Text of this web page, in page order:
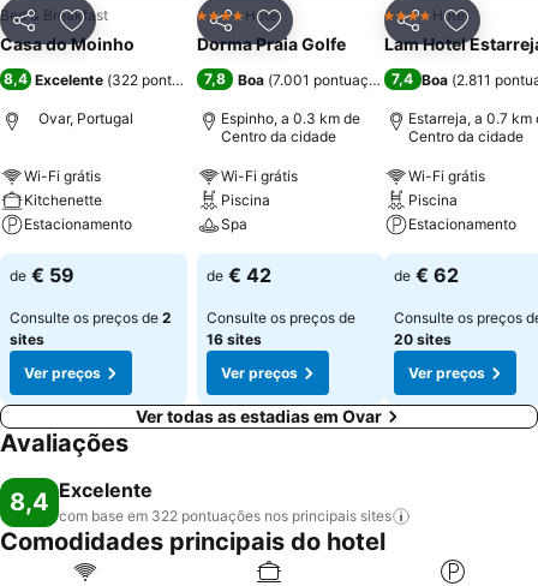
PartilharAdicionar aos favoritos
Bed & Breakfast
Casa do Moinho
8,4 Excelente (322 pontuações)
Ovar, Portugal
Wi-Fi grátis
Kitchenette
Estacionamento
de € 59
Consulte os preços de 2
sites
Ver preços
PartilharAdicionar aos favoritos
4 EstrelasHotel
Dorma Praia Golfe
7,8 Boa (7.001 pontuações)
Espinho, a 0.3 km de
Centro da cidade
Wi-Fi grátis
Piscina
Spa
de € 42
Consulte os preços de
16 sites
Ver preços
Partilhar
4 EstrelasHotel
Lam Hotel
7,4 Boa (2.811
Estarreja, a 0.7 km
Centro da cidade
Wi-Fi grátis
Piscina
Estacionamento
de € 62
Consulte os preços
20 sites
Ver preços
Ver todas as estadias em Ovar
Avaliações
8,4 Excelente
com base em 322 pontuações nos principais sites
Comodidades principais do hotel